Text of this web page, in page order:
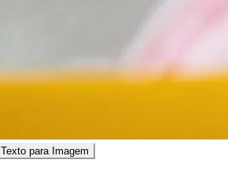
Texto para Imagem